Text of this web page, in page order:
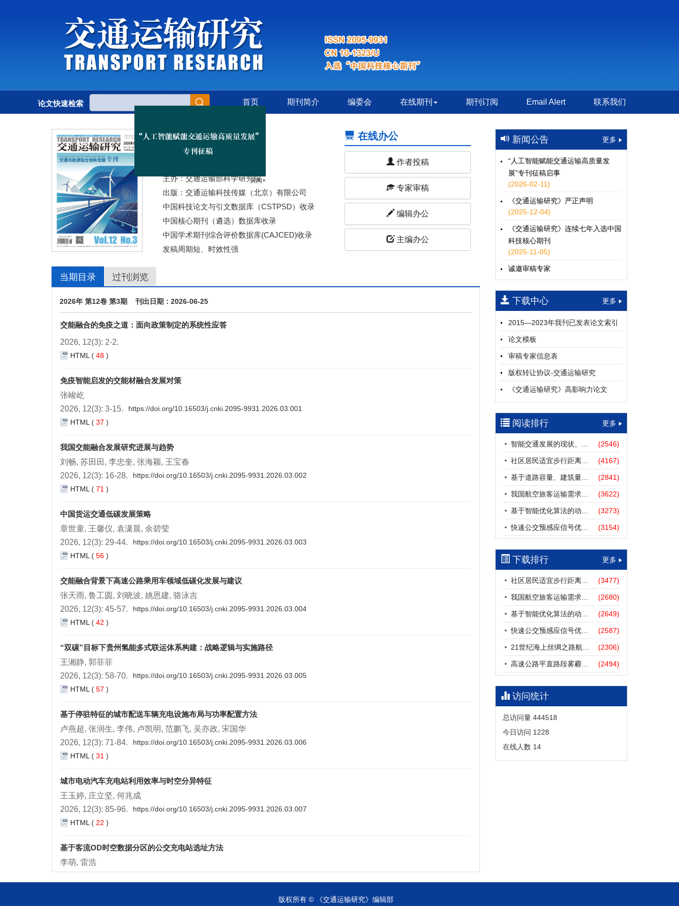
论文快速检索 首页 期刊简介 编委会 在线期刊 期刊订阅 Email Alert 联系我们
双月刊，1973年创刊
入选“中国科技核心期刊”
主办：交通运输部科学研究院
出版：交通运输科技传媒（北京）有限公司
中国科技论文与引文数据库（CSTPSD）收录
中国核心期刊（遴选）数据库收录
中国学术期刊综合评价数据库(CAJCED)收录
发稿周期短、时效性强
在线办公
作者投稿
专家审稿
编辑办公
主编办公
当期目录 过刊浏览
2026年 第12卷 第3期 刊出日期：2026-06-25
交能融合的免疫之道：面向政策制定的系统性应答
2026, 12(3): 2-2.
HTML ( 48 )
免疫智能启发的交能材融合发展对策
张峻屹
2026, 12(3): 3-15.
https://doi.org/10.16503/j.cnki.2095-9931.2026.03.001
HTML ( 37 )
我国交能融合发展研究进展与趋势
刘畅, 苏田田, 李忠奎, 张海颖, 王宝春
2026, 12(3): 16-28.
https://doi.org/10.16503/j.cnki.2095-9931.2026.03.002
HTML ( 71 )
中国货运交通低碳发展策略
章世童, 王馨仪, 袁潇晨, 余碧莹
2026, 12(3): 29-44.
https://doi.org/10.16503/j.cnki.2095-9931.2026.03.003
HTML ( 56 )
交能融合背景下高速公路乘用车领域低碳化发展与建议
张天雨, 鲁工圆, 刘晓波, 姚恩建, 骆泳吉
2026, 12(3): 45-57.
https://doi.org/10.16503/j.cnki.2095-9931.2026.03.004
HTML ( 42 )
“双碳”目标下贵州氢能多式联运体系构建：战略逻辑与实施路径
王湘静, 郭菲菲
2026, 12(3): 58-70.
https://doi.org/10.16503/j.cnki.2095-9931.2026.03.005
HTML ( 57 )
基于停驻特征的城市配送车辆充电设施布局与功率配置方法
卢燕超, 张润生, 李伟, 卢凯明, 范鹏飞, 吴亦政, 宋国华
2026, 12(3): 71-84.
https://doi.org/10.16503/j.cnki.2095-9931.2026.03.006
HTML ( 31 )
城市电动汽车充电站利用效率与时空分异特征
王玉婷, 庄立坚, 何兆成
2026, 12(3): 85-96.
https://doi.org/10.16503/j.cnki.2095-9931.2026.03.007
HTML ( 22 )
基于客流OD时空数据分区的公交充电站选址方法
李萌, 雷浩
新闻公告 更多
“人工智能赋能交通运输高质量发
展”专刊征稿启事
(2026-02-11)
《交通运输研究》严正声明
(2025-12-04)
《交通运输研究》连续七年入选中国
科技核心期刊
(2025-11-05)
诚邀审稿专家
(2024-04-25)
下载中心 更多
2015—2023年我刊已发表论文索引
论文模板
审稿专家信息表
版权转让协议-交通运输研究
《交通运输研究》高影响力论文
（2012—2022）
参考文献及常用法定计量单位样例
中英文摘要撰写规范及样例
阅读排行 更多
(2546)
社区居民适宜步行距离阈值研究 (4167)
基于道路容量、建筑量、汽车保有量的拥堵指数敏感性分析 (2841)
我国航空旅客运输需求预测——基于计量经济学与系统动力学组合模型 (3622)
(3273)
快速公交预感应信号优先协调控制策略 (3154)
下载排行 更多
社区居民适宜步行距离阈值研究 (3477)
我国航空旅客运输需求预测——基于计量经济学与系统动力学组合模型 (2680)
(2649)
快速公交预感应信号优先协调控制策略 (2587)
(2306)
高速公路平直路段雾霾天气下的IDM跟驰模型分析 (2494)
访问统计
总访问量 444518
今日访问 1228
在线人数 14
版权所有 © 《交通运输研究》编辑部